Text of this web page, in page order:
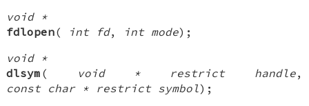
void *
fdlopen( int fd, int mode);
void *
dlsym ( void * restrict handle,
const char * restrict symbol );